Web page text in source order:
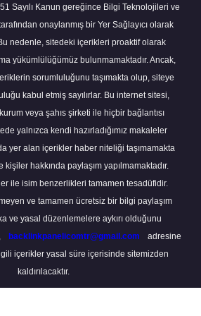
Sayılı Kanun gereğince Bilgi Teknolojileri ve
onaylanmış bir Yer Sağlayıcı olarak
nedenle, sitedeki içerikleri proaktif olarak
yükümlülüğümüz bulunmamaktadır. Ancak,
sorumluluğunu taşımakta olup, siteye
kabul etmiş sayılırlar. Bu internet sitesi,
veya şahıs şirketi ile hiçbir bağlantısı
yalnızca kendi hazırladığımız makaleler
yer alan içerikler haber niteliği taşımamakta
hakkında paylaşım yapılmamaktadır.
ile isim benzerlikleri tamamen tesadüfidir.
ve tamamen ücretsiz bir bilgi paylaşım
ve yasal düzenlemelere aykırı olduğunu
backlinkpanelicomtr@gmail.com
adresine
içerikler yasal süre içerisinde sitemizden
kaldırılacaktır.